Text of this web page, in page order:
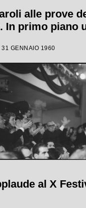
alle prove
In primo piano
GENNAIO 1960
al X